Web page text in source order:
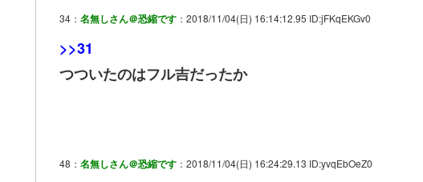
34： 名無しさん＠恐縮です ：2018/11/04(日) 16:14:12.95 ID:jFKqEKGv0
>>31
つついたのはフル吉だったか
48： 名無しさん＠恐縮です ：2018/11/04(日) 16:24:29.13 ID:yvqEbOeZ0